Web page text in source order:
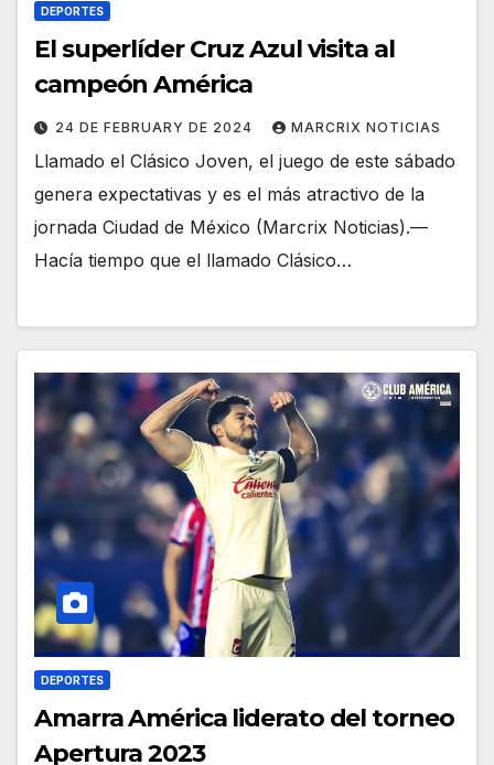
DEPORTES
El superlíder Cruz Azul visita al
campeón América
24 DE FEBRUARY DE 2024 MARCRIX NOTICIAS
Llamado el Clásico Joven, el juego de este sábado
genera expectativas y es el más atractivo de la
jornada Ciudad de México (Marcrix Noticias).—
Hacía tiempo que el llamado Clásico…
DEPORTES
Amarra América liderato del torneo
Apertura 2023